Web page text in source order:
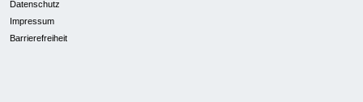
Datenschutz
Impressum
Barrierefreiheit